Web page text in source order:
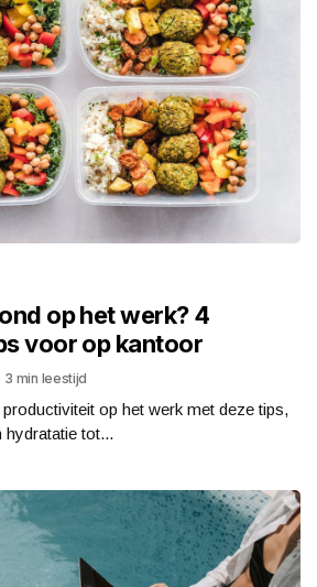
op het werk? 4
voor op kantoor
3 min leestijd
op het werk met deze tips,
tot...